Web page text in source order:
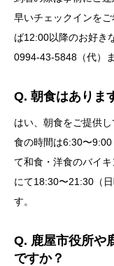
早いチェックインを
ば12:00以降のお好き
0994-43-5848（代）
Q. 朝食はありま
はい、朝食をご提供
食の時間は6:30〜
て和食・洋食のバイ
にて18:30〜21:30（
す。
Q. 鹿屋市役所や
ですか？